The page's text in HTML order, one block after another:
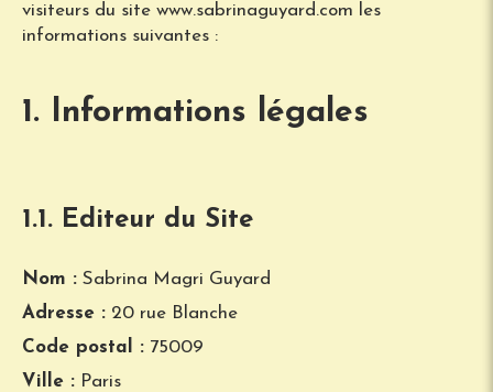
visiteurs du site www.sabrinaguyard.com les
informations suivantes :
1. Informations légales
1.1. Editeur du Site
Nom : Sabrina Magri Guyard
Adresse : 20 rue Blanche
Code postal : 75009
Ville : Paris